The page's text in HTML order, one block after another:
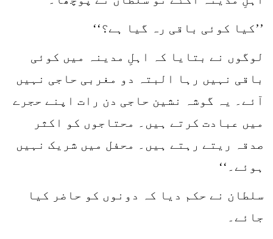
’’کیا کوئی باقی رہ گیا ہے؟‘‘
لوگوں نے بتایا کہ اہلِ مدینہ میں کوئی
باقی نہیں رہا البتہ دو مغربی حاجی نہیں
آئے۔ یہ گوشہ نشین حاجی دن رات اپنے حجرے
میں عبادت کرتے ہیں۔ محتاجوں کو اکثر
صدقہ ریتے رہتے ہیں۔ محفل میں شریک نہیں
ہوئے۔‘‘
سلطان نے حکم دیا کہ دونوں کو حاضر کیا
جائے۔